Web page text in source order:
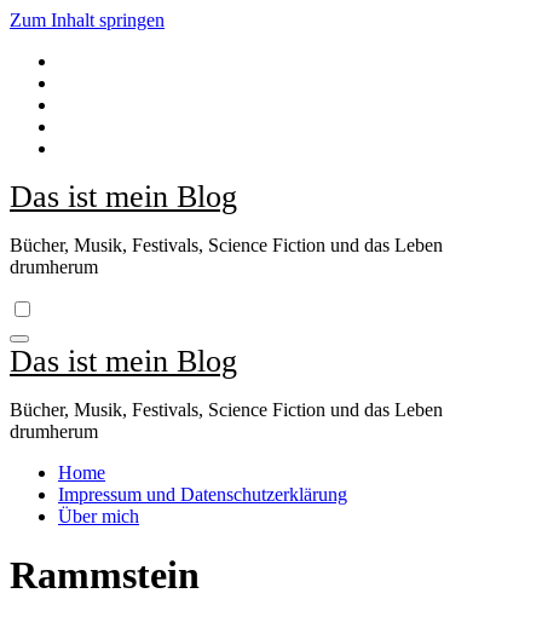
Zum Inhalt springen
Das ist mein Blog
Bücher, Musik, Festivals, Science Fiction und das Leben
drumherum
Das ist mein Blog
Bücher, Musik, Festivals, Science Fiction und das Leben
drumherum
Home
Impressum und Datenschutzerklärung
Über mich
Rammstein